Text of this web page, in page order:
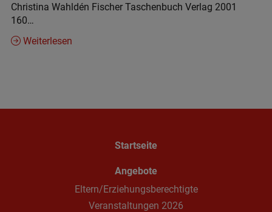
Christina Wahldén Fischer Taschenbuch Verlag 2001
160…
Weiterlesen
Startseite
Angebote
Eltern/Erziehungsberechtigte
Veranstaltungen 2026